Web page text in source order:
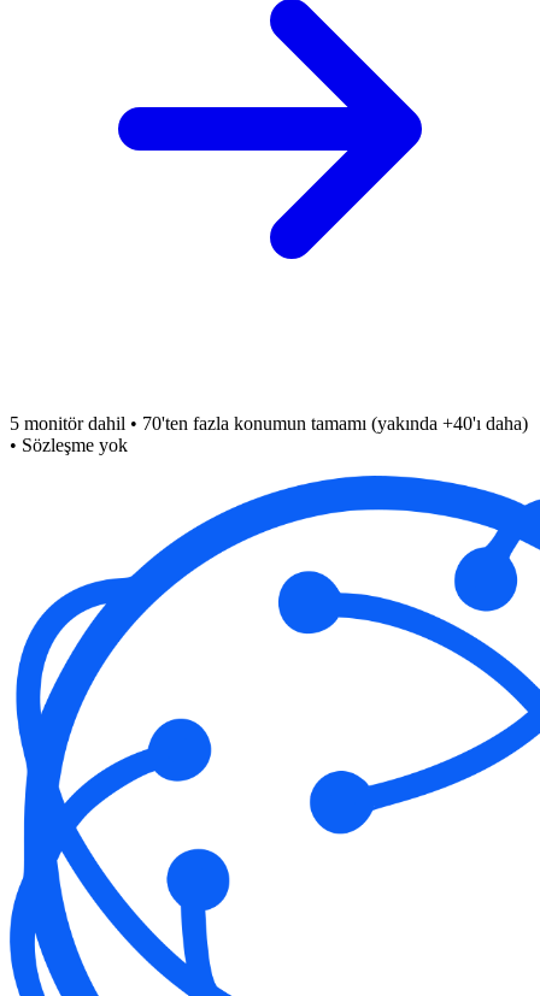
5 monitör dahil • 70'ten fazla konumun tamamı (yakında +40'ı daha)
• Sözleşme yok